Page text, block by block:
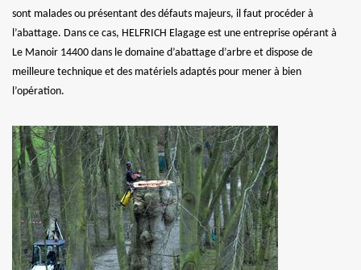
sont malades ou présentant des défauts majeurs, il faut procéder à
l’abattage. Dans ce cas, HELFRICH Elagage est une entreprise opérant à
Le Manoir 14400 dans le domaine d’abattage d’arbre et dispose de
meilleure technique et des matériels adaptés pour mener à bien
l’opération.